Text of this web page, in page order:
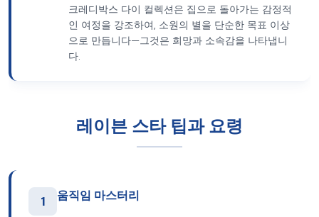
크레디박스 다이 컬렉션은 집으로 돌아가는 감정적
인 여정을 강조하여, 소원의 별을 단순한 목표 이상
으로 만듭니다—그것은 희망과 소속감을 나타냅니
다.
레이븐 스타 팁과 요령
1 움직임 마스터리